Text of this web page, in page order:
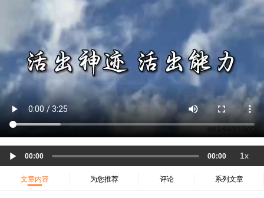
44 使徒行传
45 罗马书
46 哥林多前书
47 哥林多后书
49 以弗所书
50 腓利比书
51 歌罗西书
52 帖撒罗尼迦前书
53 帖撒罗尼迦后书
54 提摩太前书
55 提摩太后书
56 提多书
57 腓利门书
59 雅各书
61 彼得后书
62 约翰一书
63 约翰二书
64 约翰三书
神的愤怒系列
教会系列
智慧愚昧与狂妄
争战系列
信望爱系列
学习系列
时间管理和学习方法
爱神系列
喜乐系列
Audio
Player
00:00 00:00 1x
文章内容 为您推荐 评论 系列文章